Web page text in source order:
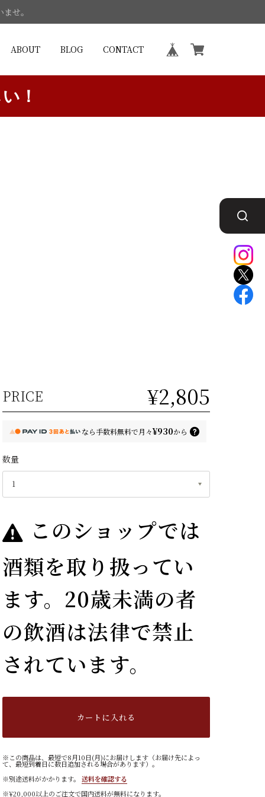
せ。
ABOUT BLOG CONTACT
！
PRICE ¥2,805
なら手数料無料で月々¥930から
数量
このショップでは
酒類を取り扱ってい
ます。20歳未満の者
の飲酒は法律で禁止
されています。
カートに入れる
※この商品は、最短で8月10日(月)にお届けします（お届け先によっ
て、最短到着日に数日追加される場合があります）。
※別途送料がかかります。
送料を確認する
※¥20,000以上のご注文で国内送料が無料になります。